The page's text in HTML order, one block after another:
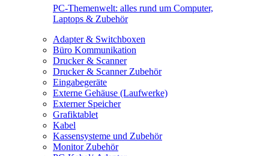
PC-Themenwelt: alles rund um Computer,
Laptops & Zubehör
Adapter & Switchboxen
Büro Kommunikation
Drucker & Scanner
Drucker & Scanner Zubehör
Eingabegeräte
Externe Gehäuse (Laufwerke)
Externer Speicher
Grafiktablet
Kabel
Kassensysteme und Zubehör
Monitor Zubehör